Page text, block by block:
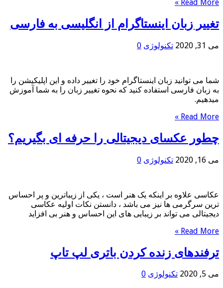
Read More »
تغییر زبان اینستاگرام از انگلیسی به فارسی
می 31, 2020 تکنولوژی 0
شما می توانید زبان اینستاگرام خود را تغییر داده و این اپلیکیشن را
به زبان فارسی استفاده کنید که نحوه تغییر زبان را به شما آموزش
میدهیم.
Read More »
چطور عکسای دیجیتالی را حرفه ای بگیریم؟
می 16, 2020 تکنولوژی 0
عکاسی علاوه بر اینکه یک هنر است ، یکی از زیباترین و پر احساس
ترین سرگرمی ها نیز می باشد ، دانستن نکات اولیه عکاسی
دیجیتالی می تواند بر زیبایی های این احساس و هنر بی افزاید
Read More »
ترفندهای زنده کردن باتری لپ تاپ
می 5, 2020 تکنولوژی 0